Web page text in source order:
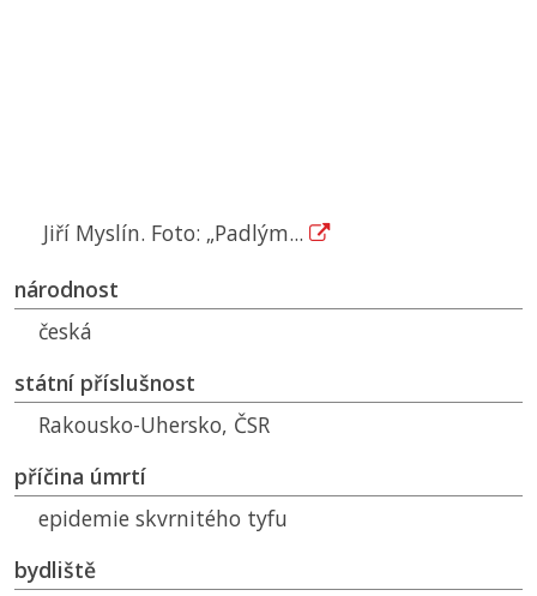
Jiří Myslín. Foto: „Padlým...
národnost
česká
státní příslušnost
Rakousko-Uhersko, ČSR
příčina úmrtí
epidemie skvrnitého tyfu
bydliště